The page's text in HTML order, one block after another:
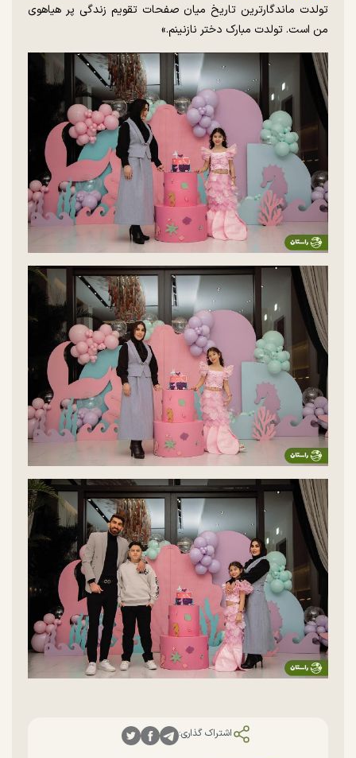
تولدت ماندگارترین تاریخ میان صفحات تقویم زندگی پر هیاهوی
من است. تولدت مبارک دختر نازنینم.»
اشتراک گذاری: